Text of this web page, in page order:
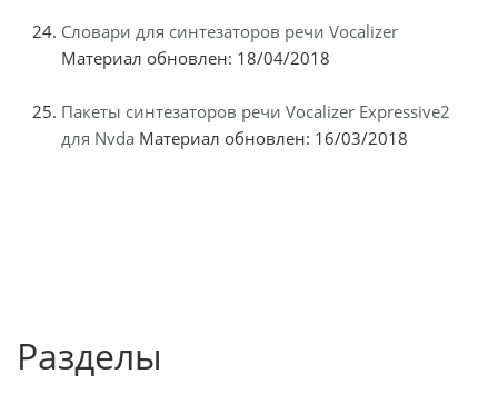
Словари для синтезаторов речи Vocalizer
Материал обновлен: 18/04/2018
Пакеты синтезаторов речи Vocalizer Expressive2
для Nvda Материал обновлен: 16/03/2018
Разделы